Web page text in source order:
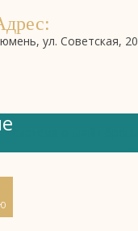
ул. Советская, 20